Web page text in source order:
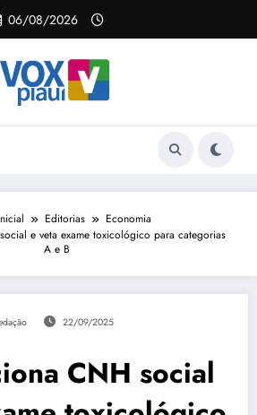
06/08/2026
Editorias
Economia
e veta exame toxicológico para categorias
A e B
22/09/2025
CNH social